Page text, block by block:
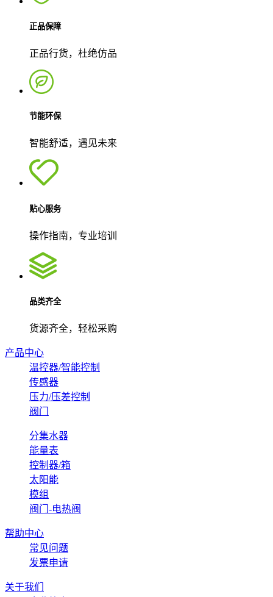
正品保障
正品行货，杜绝仿品
节能环保
智能舒适，遇见未来
贴心服务
操作指南，专业培训
品类齐全
货源齐全，轻松采购
产品中心
温控器/智能控制
传感器
压力/压差控制
阀门
分集水器
能量表
控制器/箱
太阳能
模组
阀门-电热阀
帮助中心
常见问题
发票申请
关于我们